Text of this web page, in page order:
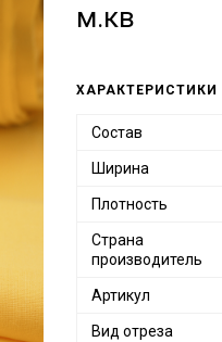
м.кв
ХАРАКТЕРИСТИКИ
Состав
Ширина
Плотность
Страна
производитель
Артикул
Вид отреза